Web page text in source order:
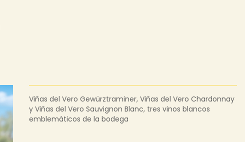
Viñas del Vero Gewürztraminer, Viñas del Vero Chardonnay
y Viñas del Vero Sauvignon Blanc, tres vinos blancos
emblemáticos de la bodega